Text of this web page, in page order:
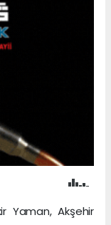
Yaman, Akşehir